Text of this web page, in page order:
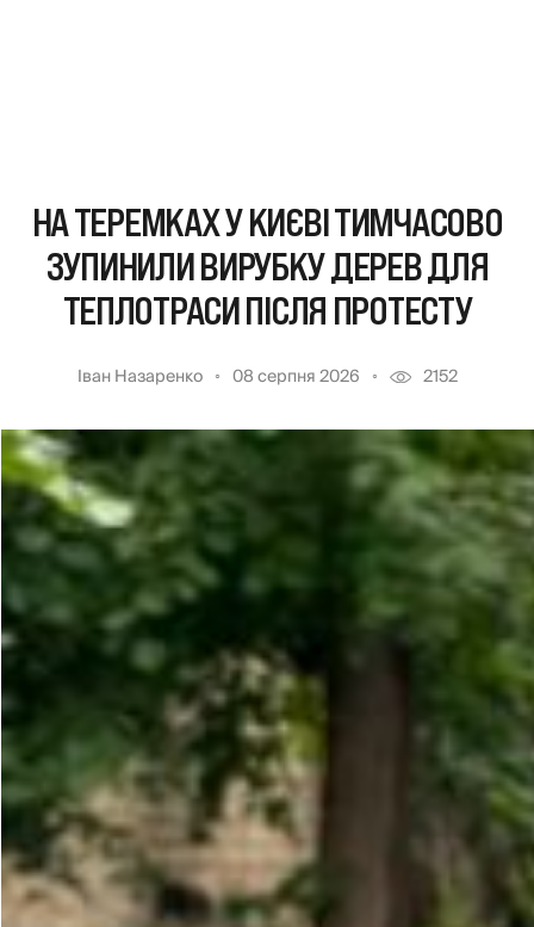
НА ТЕРЕМКАХ У КИЄВІ ТИМЧАСОВО
ЗУПИНИЛИ ВИРУБКУ ДЕРЕВ ДЛЯ
ТЕПЛОТРАСИ ПІСЛЯ ПРОТЕСТУ
Іван Назаренко 08 серпня 2026 2152